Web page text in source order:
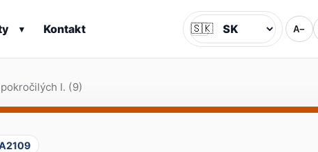
▾ Kontakt Jazyk
🇸🇰 A−
I. (9)